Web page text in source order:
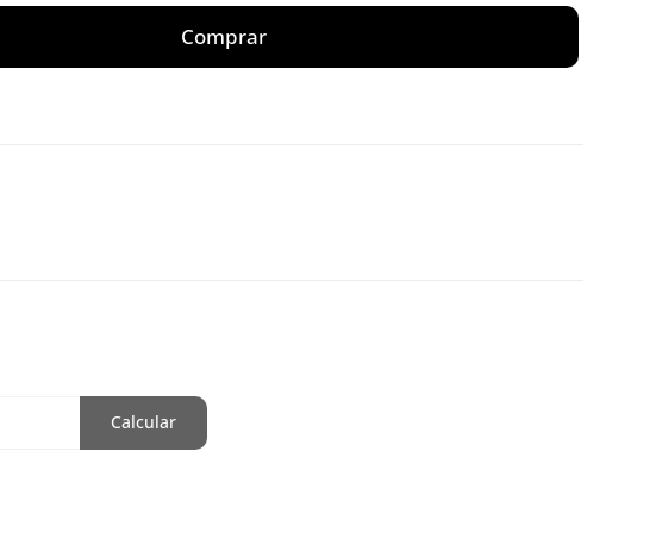
Comprar
Calcular